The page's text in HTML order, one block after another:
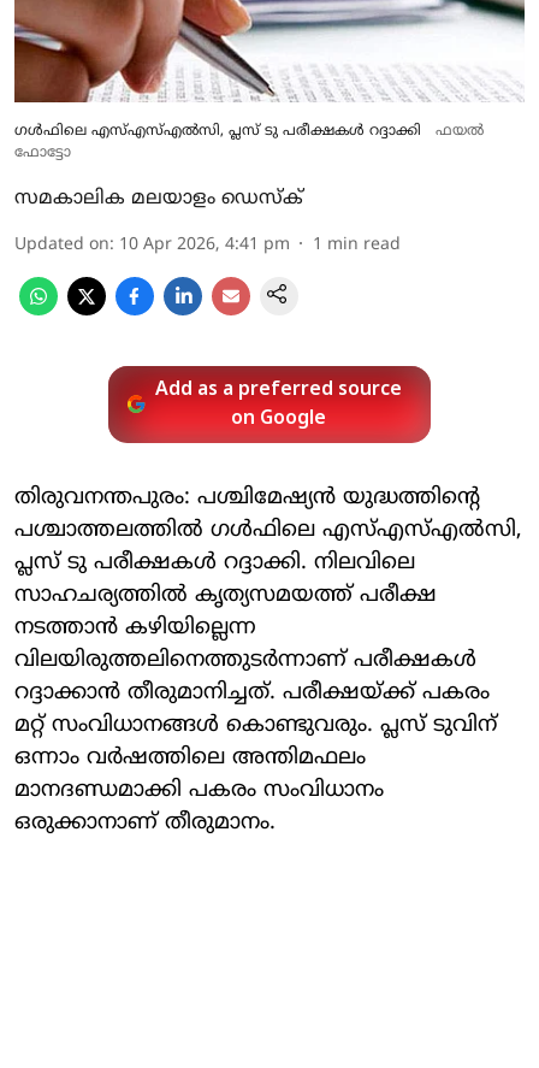
ഗള്‍ഫിലെ എസ്എസ്എല്‍സി, പ്ലസ് ടു പരീക്ഷകള്‍ റദ്ദാക്കി
ഫയല്‍
ഫോട്ടോ
സമകാലിക മലയാളം ഡെസ്ക്
Updated on: 10 Apr 2026, 4:41 pm 1 min read
Add as a preferred source
on Google
തിരുവനന്തപുരം: പശ്ചിമേഷ്യന്‍ യുദ്ധത്തിന്റെ
പശ്ചാത്തലത്തില്‍ ഗള്‍ഫിലെ എസ്എസ്എല്‍സി,
പ്ലസ് ടു പരീക്ഷകള്‍ റദ്ദാക്കി. നിലവിലെ
സാഹചര്യത്തില്‍ കൃത്യസമയത്ത് പരീക്ഷ
നടത്താന്‍ കഴിയില്ലെന്ന
വിലയിരുത്തലിനെത്തുടര്‍ന്നാണ് പരീക്ഷകള്‍
റദ്ദാക്കാന്‍ തീരുമാനിച്ചത്. പരീക്ഷയ്ക്ക് പകരം
മറ്റ് സംവിധാനങ്ങള്‍ കൊണ്ടുവരും. പ്ലസ് ടുവിന്
ഒന്നാം വര്‍ഷത്തിലെ അന്തിമഫലം
മാനദണ്ഡമാക്കി പകരം സംവിധാനം
ഒരുക്കാനാണ് തീരുമാനം.